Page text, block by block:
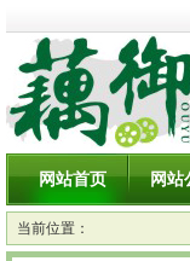
网站首页 网站
当前位置：